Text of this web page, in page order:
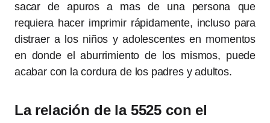
sacar de apuros a mas de una persona que
requiera hacer imprimir rápidamente, incluso para
distraer a los niños y adolescentes en momentos
en donde el aburrimiento de los mismos, puede
acabar con la cordura de los padres y adultos.
La relación de la 5525 con el